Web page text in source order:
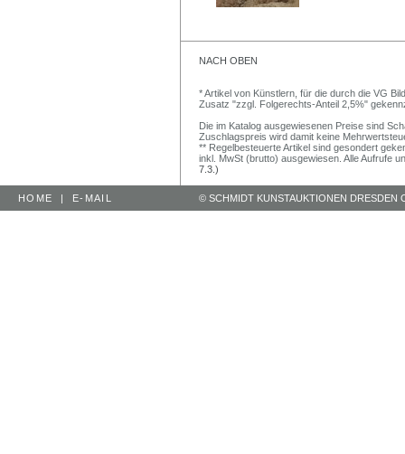
NACH OBEN
* Artikel von Künstlern, für die durch die VG
Zusatz "zzgl. Folgerechts-Anteil 2,5%"
Die im Katalog ausgewiesenen Preise sind
Zuschlagspreis wird damit keine
** Regelbesteuerte Artikel sind gesondert
inkl. MwSt (brutto) ausgewiesen. Alle Aufrufe
7.3.)
HOME | E-MAIL © SCHMIDT KUNSTAUKTIONEN DRESDEN